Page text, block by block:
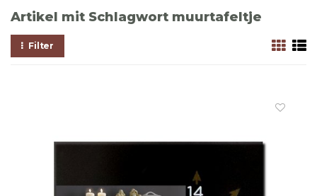
Artikel mit Schlagwort muurtafeltje
Filter